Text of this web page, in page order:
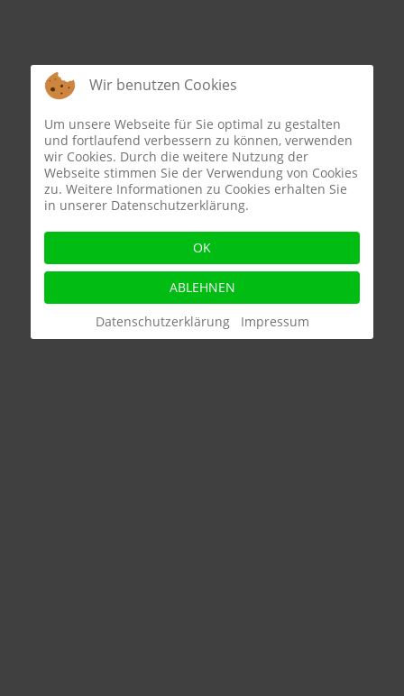
Wir benutzen Cookies
Um unsere Webseite für Sie optimal zu gestalten
und fortlaufend verbessern zu können, verwenden
wir Cookies. Durch die weitere Nutzung der
Webseite stimmen Sie der Verwendung von Cookies
zu. Weitere Informationen zu Cookies erhalten Sie
in unserer Datenschutzerklärung.
OK
ABLEHNEN
Datenschutzerklärung
Impressum